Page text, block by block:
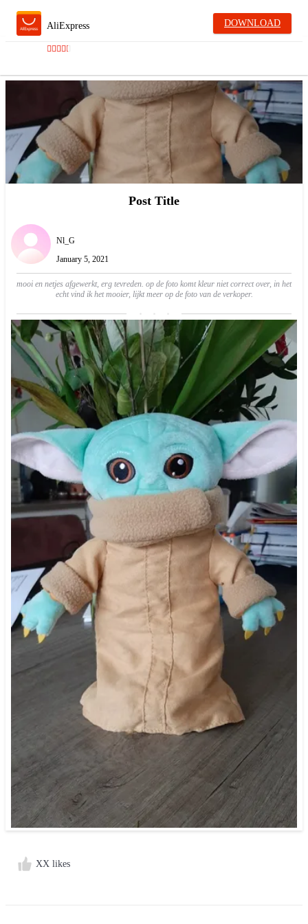
AliExpress DOWNLOAD
Post Title
Nl_G
January 5, 2021
mooi en netjes afgewerkt, erg tevreden. op de foto komt kleur niet correct over, in het
echt vind ik het mooier, lijkt meer op de foto van de verkoper.
XX likes